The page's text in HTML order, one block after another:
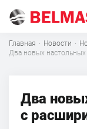
Главная · Новости ·
Два новых
Два
с